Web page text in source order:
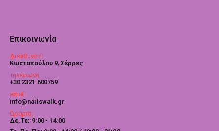
Επικοινωνία
Διεύθυνση:
Κωστοπούλου 9, Σέρρες
Τηλέφωνο:
+30 2321 600759
email:
info@nailswalk.gr
Ωράριο:
Δε, Τε: 9:00 - 14:00